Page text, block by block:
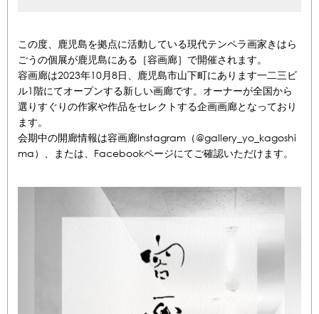
この度、鹿児島を拠点に活動している現代テンペラ画家きはら
ごうの個展が鹿児島にある［容画廊］で開催されます。
容画廊は2023年10月8日、鹿児島市山下町にあります一二三ビ
ル1階にてオープンする新しい画廊です。オーナーが全国から
選りすぐりの作家や作品をセレクトする企画画廊となっており
ます。
会期中の開廊情報は容画廊Instagram（@gallery_yo_kagoshi
ma）、または、Facebookページにてご確認いただけます。